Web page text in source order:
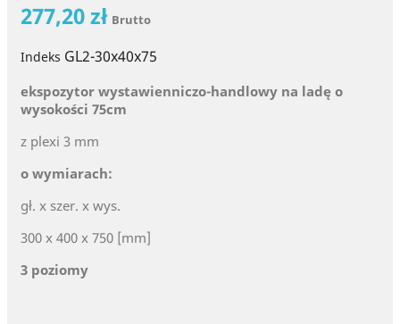
277,20 zł Brutto
Indeks GL2-30x40x75
ekspozytor wystawienniczo-handlowy na ladę o
wysokości 75cm
z plexi 3 mm
o wymiarach:
gł. x szer. x wys.
300 x 400 x 750 [mm]
3 poziomy